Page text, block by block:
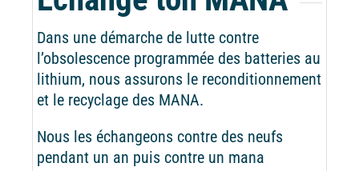
Dans une démarche de lutte contre
l’obsolescence programmée des batteries au
lithium, nous assurons le reconditionnement
et le recyclage des MANA.
Nous les échangeons contre des neufs
pendant un an puis contre un mana